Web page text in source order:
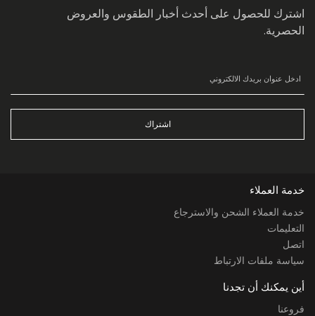
اشترك للحصول على أحدث أخبار الطقوس والعروض
الحصرية.
اشتراك
خدمة العملاء
خدمة العملاء الشحن والاسترجاع
التعليمات
اتصل
سياسة ملفات الارتباط
أين يمكنك أن تجدنا
فروعنا